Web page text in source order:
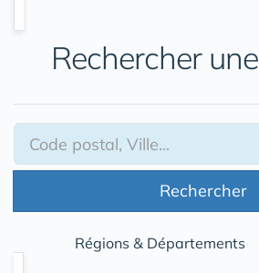
Rechercher une
Rechercher
Régions & Départements